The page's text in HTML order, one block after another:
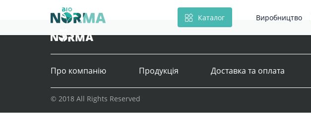
Каталог Виробництво
Про компанію Продукція Доставка та оплата
© 2018 All Rights Reserved